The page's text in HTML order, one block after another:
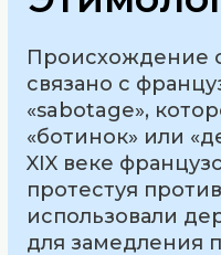
Происхождение
связано с
«sabotage»,
«ботинок» или
XIX веке
протестуя
использовали
для замедления